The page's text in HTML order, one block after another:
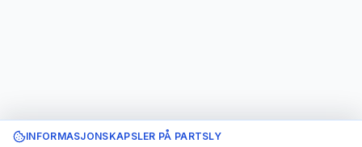
INFORMASJONSKAPSLER PÅ PARTSLY